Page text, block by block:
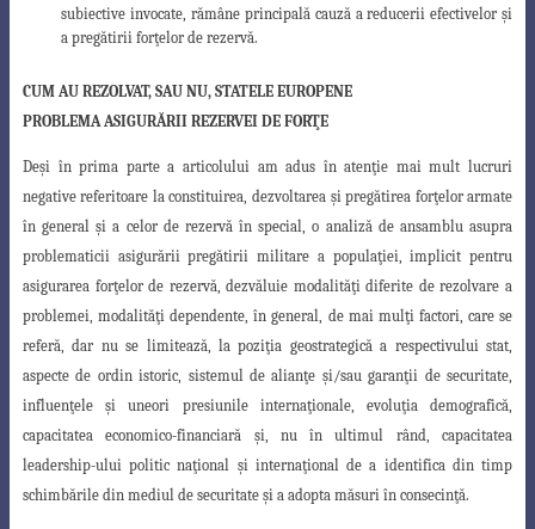
subiective invocate, rămâne principală cauză a reducerii efectivelorşi
a pregătirii forţelor de rezervă.
CUM AU REZOLVAT, SAU NU, STATELE EUROPENE
PROBLEMA ASIGURĂRII REZERVEI DE FORŢE
Deşi în prima parte a articolului am adus în atenţie mai mult lucruri
negative referitoare la constituirea, dezvoltarea şi pregătirea forţelor armate
în generalşi a celor de rezervă în special, o analiză de ansamblu asupra
problematicii asigurăriipregătirii militare a populaţiei, implicit pentru
asigurarea forţelor de rezervă, dezvăluie modalităţi diferite de rezolvare a
problemei, modalităţi dependente, în general, de mai mulţi factori, care se
referă, dar nu se limitează, la poziţia geostrategică a respectivului stat,
aspecte de ordin istoric, sistemul de alianţe şi/sau garanţii de securitate,
influenţeleşi uneori presiunile internaţionale, evoluţia demografică,
capacitatea economico-financiară şi, nu în ultimul rând, capacitatea
leadership-ului politic naţional şi internaţional de a identifica din timp
schimbările din mediul de securitate şi a adopta măsuri în consecinţă.